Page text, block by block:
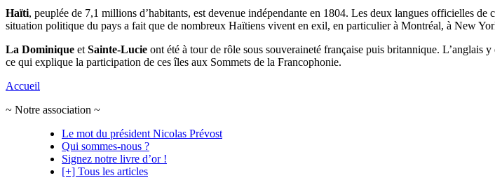
Haïti, peuplée de 7,1 millions d’habitants, est devenue indépendante en 1804. Les deux langues officielles
situation politique du pays a fait que de nombreux Haïtiens vivent en exil, en particulier à Montréal, à New
La Dominique et Sainte-Lucie ont été à tour de rôle sous souveraineté française puis britannique. L’anglais
ce qui explique la participation de ces îles aux Sommets de la Francophonie.
Accueil
~ Notre association ~
Le mot du président Nicolas Prévost
Qui sommes-nous ?
Signez notre livre d’or !
[+] Tous les articles